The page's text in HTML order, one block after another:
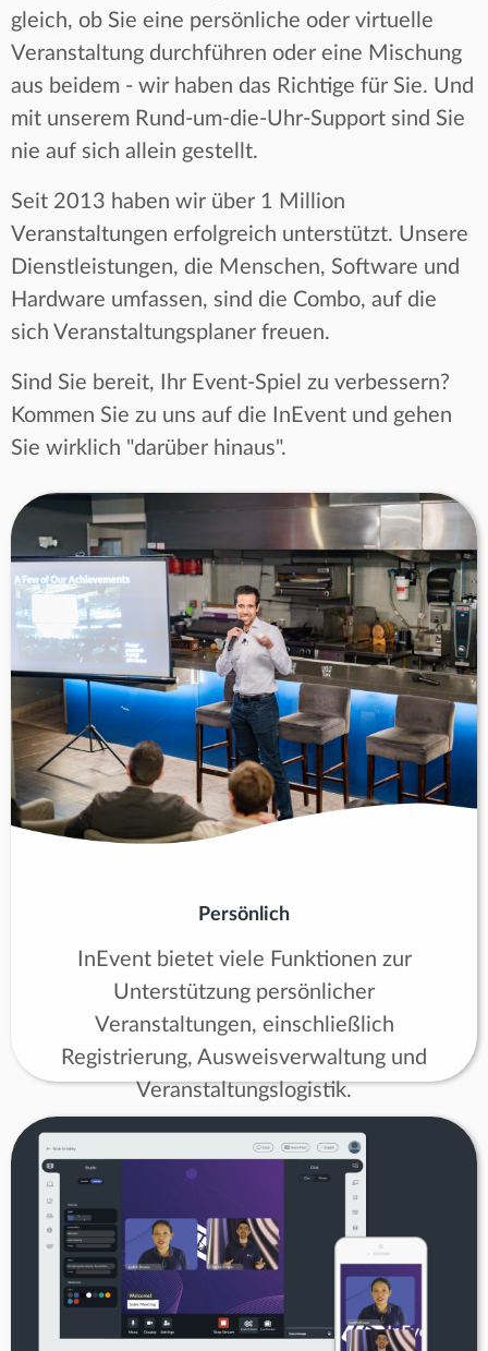
gleich, ob Sie eine persönliche oder virtuelle
Veranstaltung durchführen oder eine Mischung
aus beidem - wir haben das Richtige für Sie. Und
mit unserem Rund-um-die-Uhr-Support sind Sie
nie auf sich allein gestellt.
Seit 2013 haben wir über 1 Million
Veranstaltungen erfolgreich unterstützt. Unsere
Dienstleistungen, die Menschen, Software und
Hardware umfassen, sind die Combo, auf die
sich Veranstaltungsplaner freuen.
Sind Sie bereit, Ihr Event-Spiel zu verbessern?
Kommen Sie zu uns auf die InEvent und gehen
Sie wirklich "darüber hinaus".
Persönlich
InEvent bietet viele Funktionen zur
Unterstützung persönlicher
Veranstaltungen, einschließlich
Registrierung, Ausweisverwaltung und
Veranstaltungslogistik.